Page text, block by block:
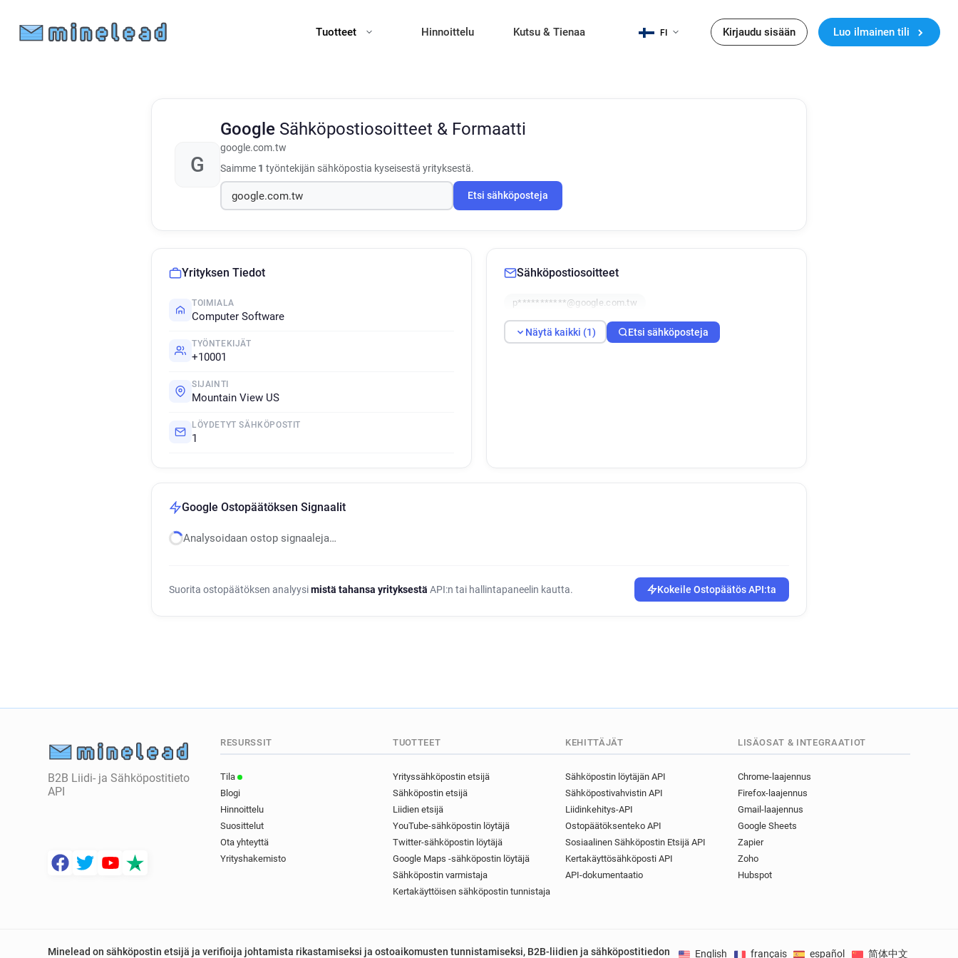
Tuotteet Hinnoittelu Kutsu & Tienaa FI Kirjaudu sisään Luo ilmainen tili
G
Google Sähköpostiosoitteet & Formaatti
google.com.tw
Saimme 1 työntekijän sähköpostia kyseisestä yrityksestä.
Etsi sähköposteja
Yrityksen Tiedot
TOIMIALA
Computer Software
TYÖNTEKIJÄT
+10001
SIJAINTI
Mountain View US
LÖYDETYT SÄHKÖPOSTIT
1
Sähköpostiosoitteet
p***********@google.com.tw
Näytä kaikki (1) Etsi sähköposteja
Google Ostopäätöksen Signaalit
Analysoidaan ostop signaaleja…
Suorita ostopäätöksen analyysimistä tahansa yrityksestä API:n tai hallintapaneelin kautta. Kokeile Ostopäätös API:ta
B2B Liidi- ja Sähköpostitieto
API
RESURSSIT
Tila
Blogi
Hinnoittelu
Suosittelut
Ota yhteyttä
Yrityshakemisto
TUOTTEET
Yrityssähköpostin etsijä
Sähköpostin etsijä
Liidien etsijä
YouTube-sähköpostin löytäjä
Twitter-sähköpostin löytäjä
Google Maps -sähköpostin löytäjä
Sähköpostin varmistaja
Kertakäyttöisen sähköpostin tunnistaja
KEHITTÄJÄT
Sähköpostin löytäjän API
Sähköpostivahvistin API
Liidinkehitys-API
Ostopäätöksenteko API
Sosiaalinen Sähköpostin Etsijä API
Kertakäyttösähköposti API
API-dokumentaatio
LISÄOSAT & INTEGRAATIOT
Chrome-laajennus
Firefox-laajennus
Gmail-laajennus
Google Sheets
Zapier
Zoho
Hubspot
Minelead on sähköpostin etsijä ja verifioija johtamista rikastamiseksi ja ostoaikomusten tunnistamiseksi, B2B-liidien ja sähköpostitiedon
English français español 简体中文